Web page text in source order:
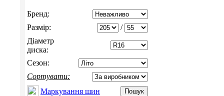
Бренд:
Размір:
/
Діаметр
диска:
Сезон:
Сортувати:
Маркування шин